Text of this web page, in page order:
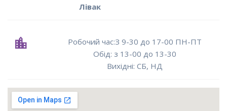
Лівак
Робочий час:З 9-30 до 17-00 ПН-ПТ
Oбід: з 13-00 до 13-30
Вихідні: СБ, НД